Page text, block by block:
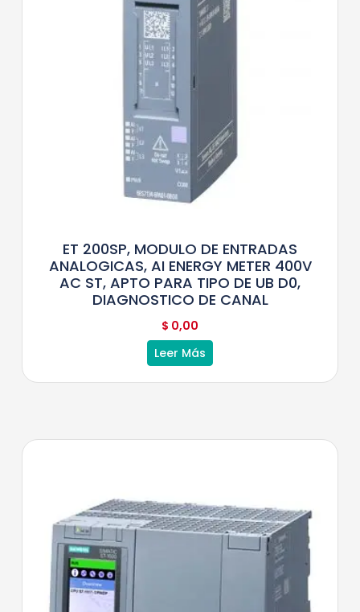
ET 200SP, MODULO DE ENTRADAS
ANALOGICAS, AI ENERGY METER 400V
AC ST, APTO PARA TIPO DE UB D0,
DIAGNOSTICO DE CANAL
$ 0,00
Leer Más